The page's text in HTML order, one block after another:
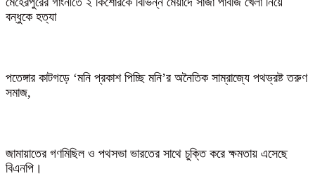
বন্ধুকে হত্যা
পতেঙ্গার কাটগড়ে ‘মনি প্রকাশ পিচ্ছি মনি’র অনৈতিক সাম্রাজ্যে পথভ্রষ্ট তরুণ
সমাজ,
জামায়াতের গণমিছিল ও পথসভা ভারতের সাথে চুক্তি করে ক্ষমতায় এসেছে
বিএনপি।